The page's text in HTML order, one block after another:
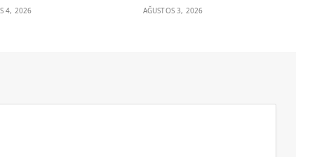
4, 2026 AĞUSTOS 3, 2026